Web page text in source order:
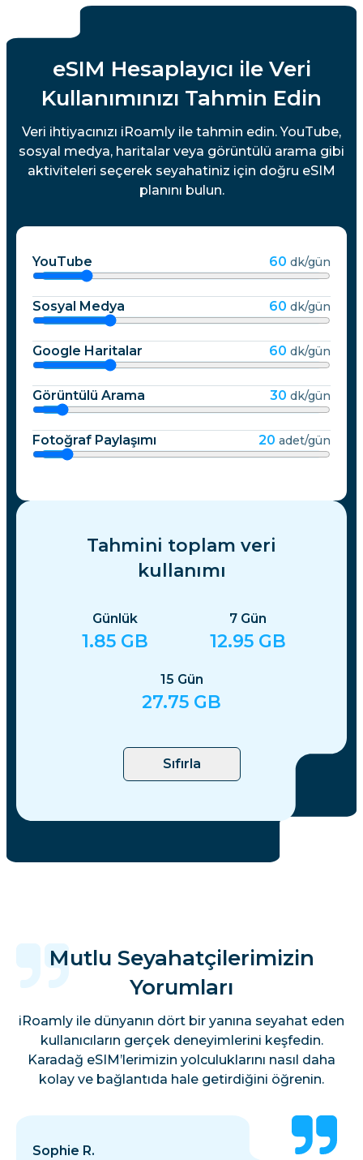
eSIM Hesaplayıcı ile Veri
Kullanımınızı Tahmin Edin
Veri ihtiyacınızı iRoamly ile tahmin edin. YouTube,
sosyal medya, haritalar veya görüntülü arama gibi
aktiviteleri seçerek seyahatiniz için doğru eSIM
planını bulun.
YouTube 60 dk/gün
Sosyal Medya 60 dk/gün
Google Haritalar 60 dk/gün
Görüntülü Arama 30 dk/gün
Fotoğraf Paylaşımı 20 adet/gün
Tahmini toplam veri
kullanımı
Günlük
1.85 GB
7 Gün
12.95 GB
15 Gün
27.75 GB
Sıfırla
Mutlu Seyahatçilerimizin
Yorumları
iRoamly ile dünyanın dört bir yanına seyahat eden
kullanıcıların gerçek deneyimlerini keşfedin.
Karadağ eSIM’lerimizin yolculuklarını nasıl daha
kolay ve bağlantıda hale getirdiğini öğrenin.
Sophie R.